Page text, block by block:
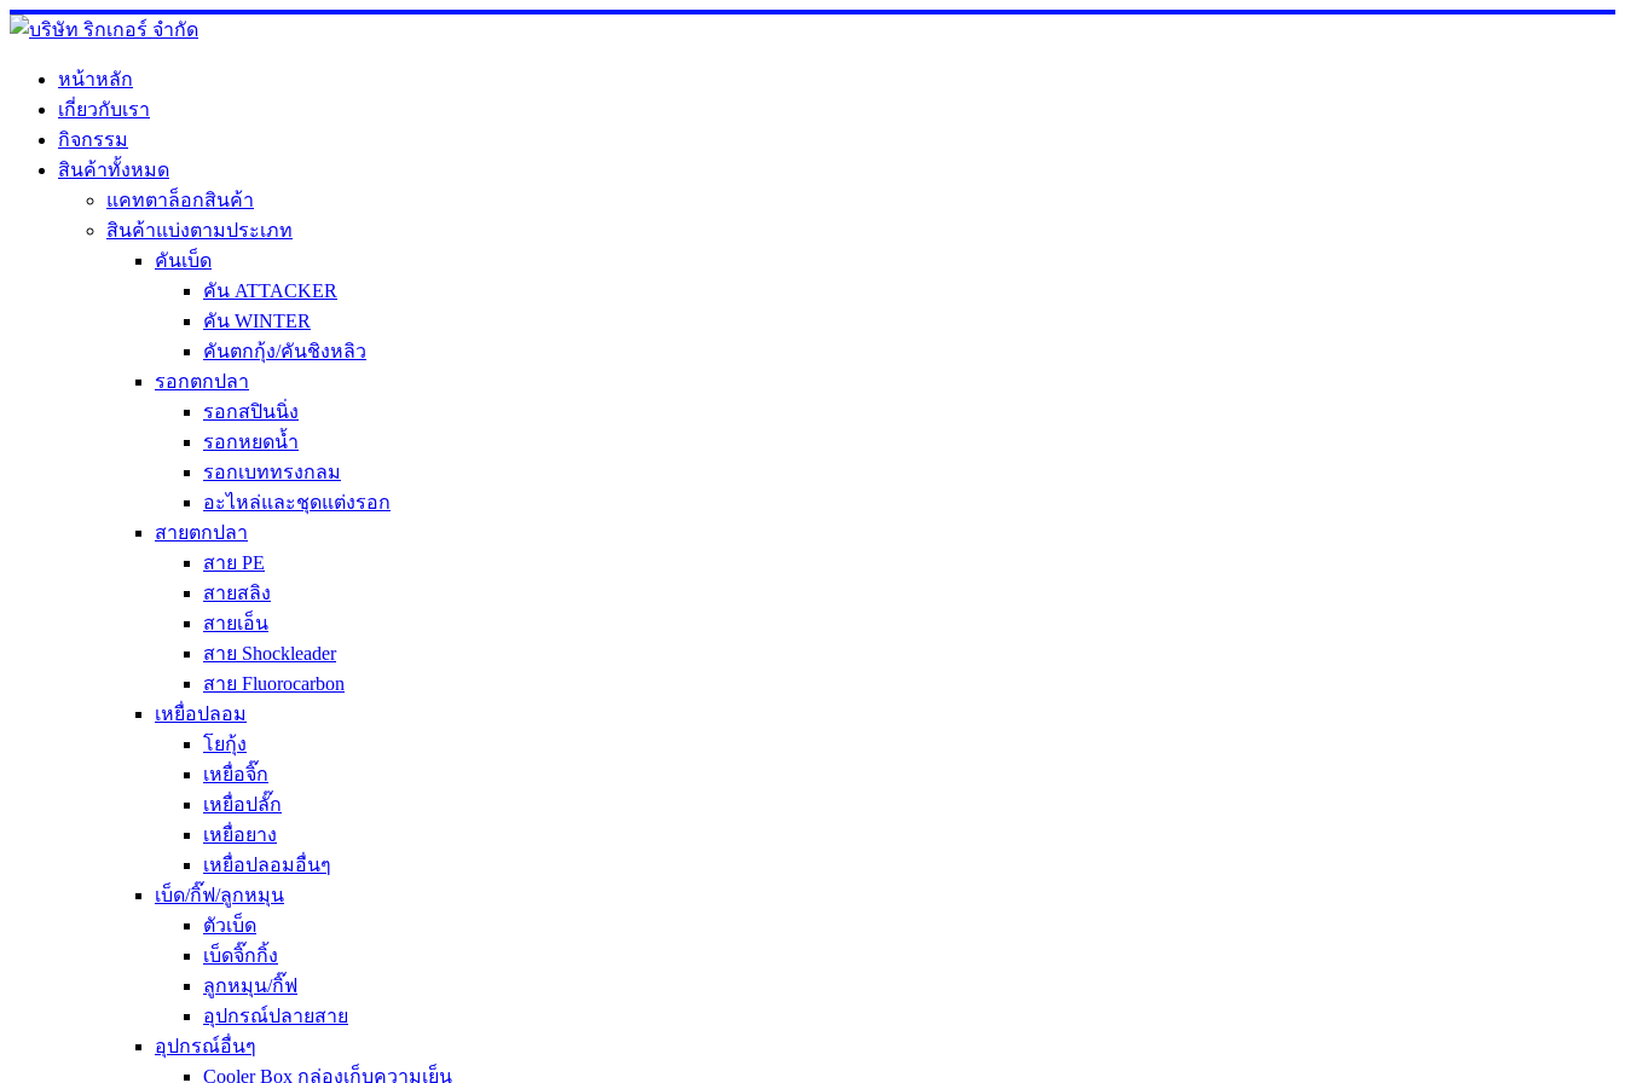
Skip
to
หน้าหลัก
เกี่ยวกับเรา
กิจกรรม
สินค้าทั้งหมด
แคทตาล็อกสินค้า
สินค้าแบ่งตามประเภท
คันเบ็ด
คัน ATTACKER
คัน WINTER
คันตกกุ้ง/คันชิงหลิว
รอกตกปลา
รอกสปินนิ่ง
รอกหยดน้ำ
รอกเบททรงกลม
อะไหล่และชุดแต่งรอก
สายตกปลา
สาย PE
สายสลิง
สายเอ็น
สาย Shockleader
สาย Fluorocarbon
เหยื่อปลอม
โยกุ้ง
เหยื่อจิ๊ก
เหยื่อปลั๊ก
เหยื่อยาง
เหยื่อปลอมอื่นๆ
เบ็ด/กิ๊ฟ/ลูกหมุน
ตัวเบ็ด
เบ็ดจิ๊กกิ้ง
ลูกหมุน/กิ๊ฟ
อุปกรณ์ปลายสาย
อุปกรณ์อื่นๆ
Cooler Box กล่องเก็บความเย็น